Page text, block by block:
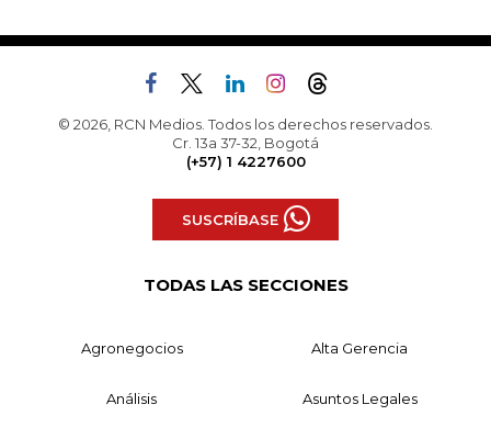
© 2026, RCN Medios. Todos los derechos reservados.
Cr. 13a 37-32, Bogotá
(+57) 1 4227600
SUSCRÍBASE
TODAS LAS SECCIONES
Agronegocios Alta Gerencia
Análisis Asuntos Legales